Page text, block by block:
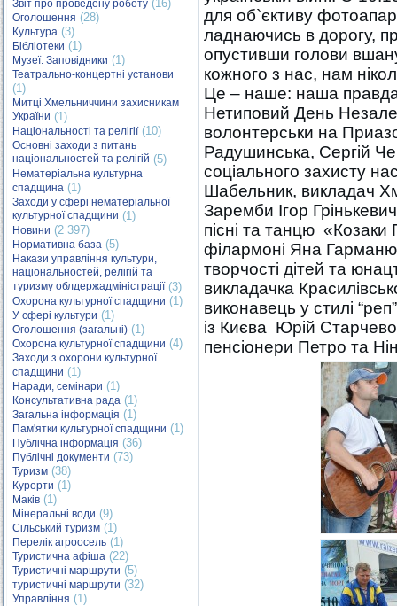
Звіт про проведену роботу (16)
Оголошення (28)
Культура (3)
Бібліотеки (1)
Музеї. Заповідники (1)
Театрально-концертні установи
(1)
Митці Хмельниччини захисникам
України (1)
Національності та релігії(10)
Основні заходи з питань
національностей та релігій (5)
Нематеріальна культурна
спадщина (1)
Заходи у сфері нематеріальної
культурної спадщини (1)
Новини (2 397)
Нормативна база (5)
Накази управління культури,
національностей, релігій та
туризму облдержадміністрації(3)
Охорона культурної спадщини (1)
У сфері культури (1)
Оголошення (загальні) (1)
Охорона культурної спадщини (4)
Заходи з охорони культурної
спадщини (1)
Наради, семінари (1)
Консультативна рада (1)
Загальна інформація (1)
Пам'ятки культурної спадщини (1)
Публічна інформація (36)
Публічні документи (73)
Туризм (38)
Курорти (1)
Маків (1)
Мінеральні води (9)
Сільський туризм (1)
Перелік агроосель (1)
Туристична афіша (22)
Туристичні маршрути (5)
туристичні маршрути (32)
Управління (1)
для об`єктиву
ладнаючись в дорогу,
опустивши голови
кожного з нас, нам
Це – наше: наша правда
Нетиповий День
волонтерськи на
Радушинська, Сергій
соціального захисту
Шабельник, викладач
Заремби Ігор
пісні та танцю
філармоні Яна
творчості дітей та
викладачка
виконавець у стилі
із Києва Юрій
пенсіонери Петро та